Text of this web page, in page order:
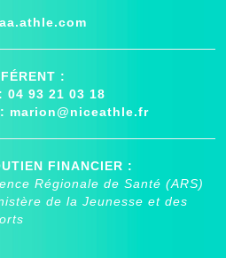
:
04 93 21 03 18
marion@niceathle.fr
FINANCIER :
Régionale de Santé (ARS)
de la Jeunesse et des